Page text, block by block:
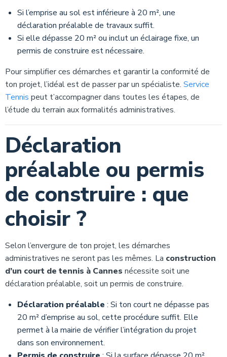
Si l’emprise au sol est inférieure à 20 m², une
déclaration préalable de travaux suffit.
Si elle dépasse 20 m² ou inclut un éclairage fixe, un
permis de construire est nécessaire.
Pour simplifier ces démarches et garantir la conformité de
ton projet, l’idéal est de passer par un spécialiste. Service
Tennis peut t’accompagner dans toutes les étapes, de
l’étude du terrain aux formalités administratives.
Déclaration
préalable ou permis
de construire : que
choisir ?
Selon l’envergure de ton projet, les démarches
administratives ne seront pas les mêmes. La construction
d’un court de tennis à Cannes nécessite soit une
déclaration préalable, soit un permis de construire.
Déclaration préalable : Si ton court ne dépasse pas
20 m² d’emprise au sol, cette procédure suffit. Elle
permet à la mairie de vérifier l’intégration du projet
dans son environnement.